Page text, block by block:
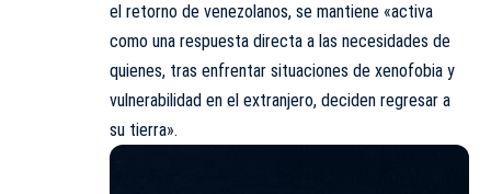
el retorno de venezolanos, se mantiene «activa
como una respuesta directa a las necesidades de
quienes, tras enfrentar situaciones de xenofobia y
vulnerabilidad en el extranjero, deciden regresar a
su tierra».